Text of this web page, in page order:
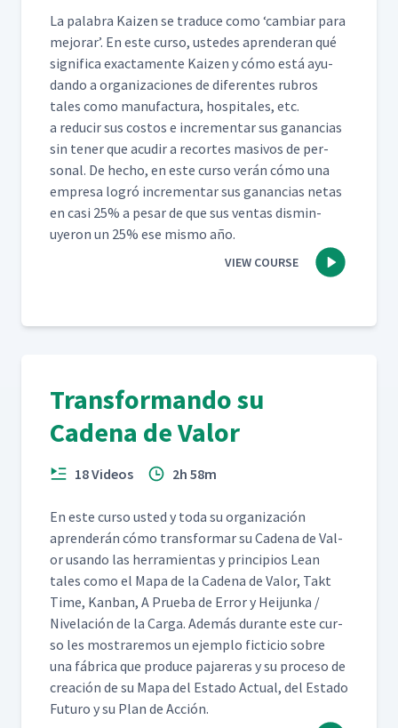
La pal­abra Kaizen se tra­duce como ‘cam­biar para
mejo­rar’. En este cur­so, ust­edes apren­der­an qué
sig­nifi­ca exac­ta­mente Kaizen y cómo está ayu­
dan­do a orga­ni­za­ciones de difer­entes rubros
tales como man­u­fac­tura, hos­pi­tales, etc.
a reducir sus cos­tos e incre­men­tar sus ganan­cias
sin ten­er que acud­ir a recortes masivos de per­
son­al. De hecho, en este cur­so verán cómo una
empre­sa logró incre­men­tar sus ganan­cias netas
en casi 25% a pesar de que sus ven­tas dis­min­
uyeron un 25% ese mis­mo año.
VIEW COURSE
Transformando su
Cadena de Valor
18 Videos 2h 58m
En este cur­so ust­ed y toda su orga­ni­zación
apren­derán cómo trans­for­mar su Cade­na de Val­
or usan­do las her­ramien­tas y prin­ci­p­ios Lean
tales como el Mapa de la Cade­na de Val­or, Takt
Time, Kan­ban, A Prue­ba de Error y Hei­jun­ka /
Nivelación de la Car­ga. Además durante este cur­
so les mostraremos un ejem­p­lo fic­ti­cio sobre
una fábri­ca que pro­duce pajar­eras y su pro­ce­so de
creación de su Mapa del Esta­do Actu­al, del Esta­do
Futuro y su Plan de Acción.